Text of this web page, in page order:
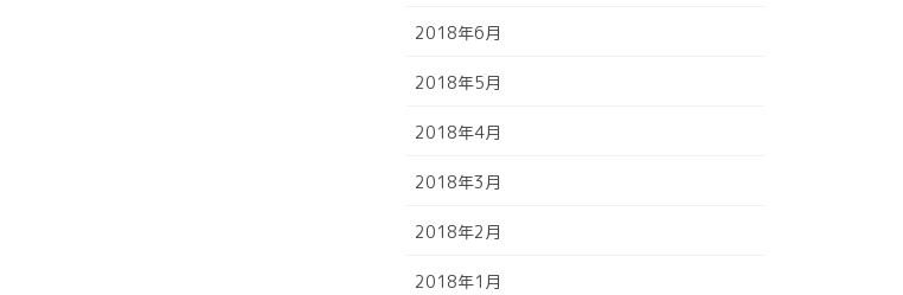
2018年6月
2018年5月
2018年4月
2018年3月
2018年2月
2018年1月